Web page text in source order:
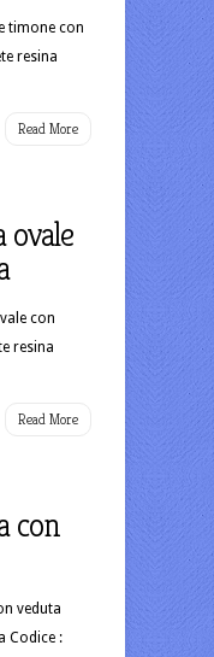
timone con
resina
Read More
ovale
con
resina
Read More
con
veduta
Codice :